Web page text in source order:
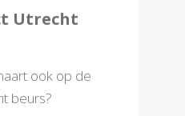
Utrecht
ook op de
beurs?